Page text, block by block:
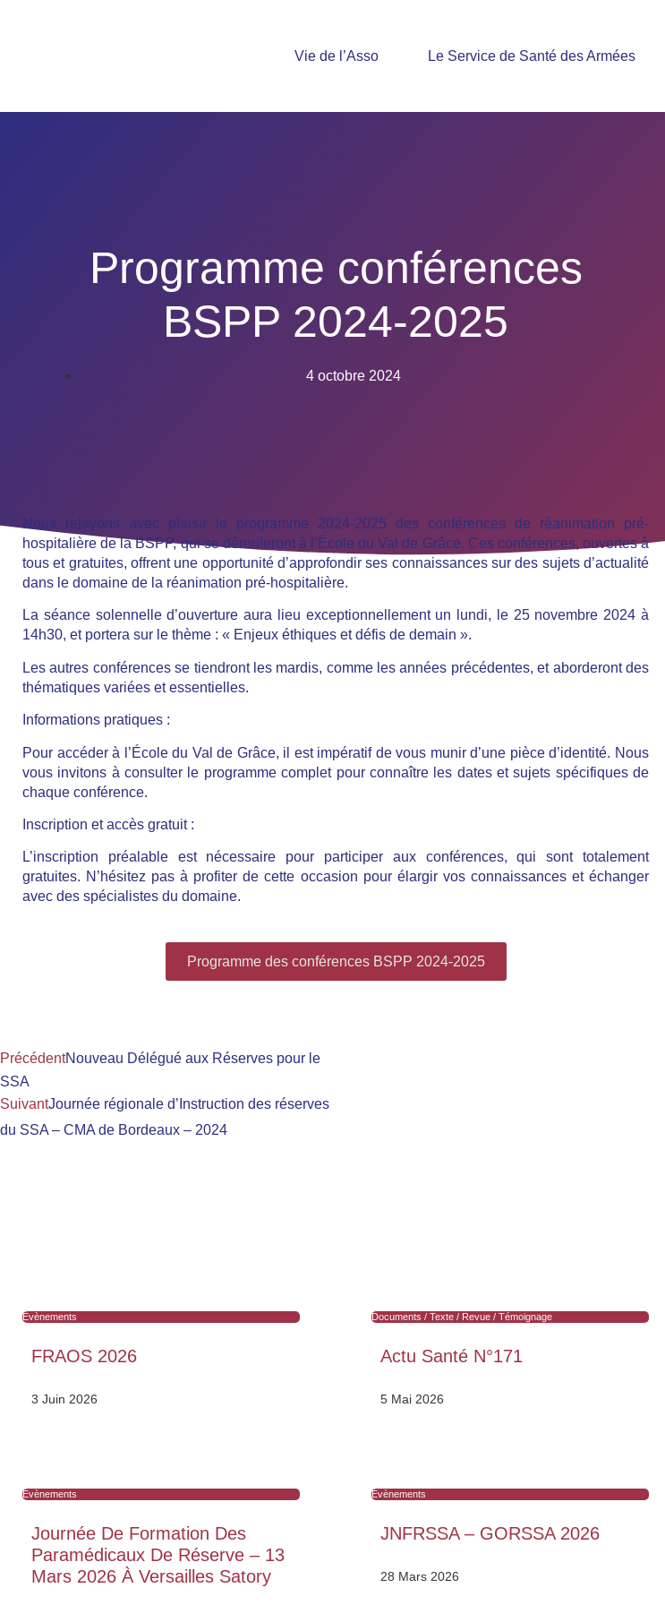
Vie de l’Asso Le Service de Santé des Armées
Programme conférences
BSPP 2024-2025
4 octobre 2024
Nous relayons avec plaisir le programme 2024-2025 des conférences de réanimation pré-
hospitalière de la BSPP, qui se dérouleront à l’École du Val de Grâce. Ces conférences, ouvertes à
tous et gratuites, offrent une opportunité d’approfondir ses connaissances sur des sujets d’actualité
dans le domaine de la réanimation pré-hospitalière.
La séance solennelle d’ouverture aura lieu exceptionnellement un lundi, le 25 novembre 2024 à
14h30, et portera sur le thème : « Enjeux éthiques et défis de demain ».
Les autres conférences se tiendront les mardis, comme les années précédentes, et aborderont des
thématiques variées et essentielles.
Informations pratiques :
Pour accéder à l’École du Val de Grâce, il est impératif de vous munir d’une pièce d’identité. Nous
vous invitons à consulter le programme complet pour connaître les dates et sujets spécifiques de
chaque conférence.
Inscription et accès gratuit :
L’inscription préalable est nécessaire pour participer aux conférences, qui sont totalement
gratuites. N’hésitez pas à profiter de cette occasion pour élargir vos connaissances et échanger
avec des spécialistes du domaine.
Programme des conférences BSPP 2024-2025
PrécédentNouveau Délégué aux Réserves pour le
SSA
SuivantJournée régionale d’Instruction des réserves
du SSA – CMA de Bordeaux – 2024
Évènements
FRAOS 2026
3 Juin 2026
Documents / Texte / Revue / Témoignage
Actu Santé N°171
5 Mai 2026
Évènements
Journée De Formation Des
Paramédicaux De Réserve – 13
Mars 2026 À Versailles Satory
Évènements
JNFRSSA – GORSSA 2026
28 Mars 2026